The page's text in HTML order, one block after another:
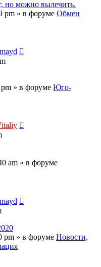
но можно вылечить.
pm » в форуме Обмен
» в форуме Юго-
am » в форуме
pm » в форуме Новости,